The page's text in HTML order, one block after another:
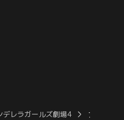
デレラガールズ劇場4 アイドル